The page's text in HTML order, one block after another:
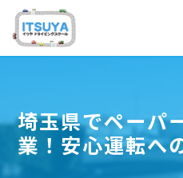
埼玉県でペーパ
業！安心運転へ